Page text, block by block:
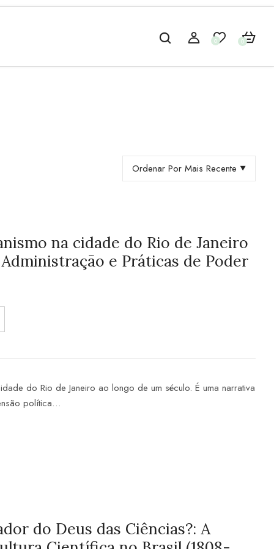
0 0
Ordenar Por Mais Recente
na cidade do Rio de Janeiro
Administração e Práticas de Poder
do Rio de Janeiro ao longo de um século. É uma narrativa
política…
do Deus das Ciências?: A